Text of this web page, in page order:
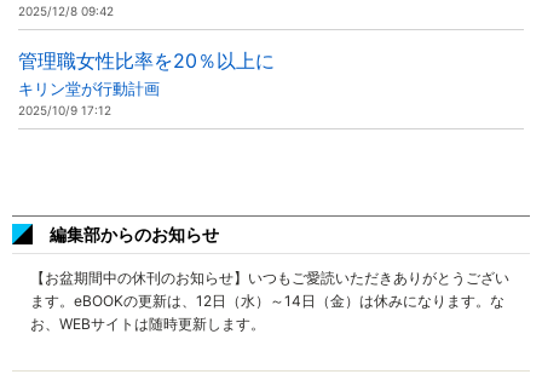
2025/12/8 09:42
管理職女性比率を20％以上に
キリン堂が行動計画
2025/10/9 17:12
編集部からのお知らせ
【お盆期間中の休刊のお知らせ】いつもご愛読いただきありがとうござい
ます。eBOOKの更新は、12日（水）～14日（金）は休みになります。な
お、WEBサイトは随時更新します。